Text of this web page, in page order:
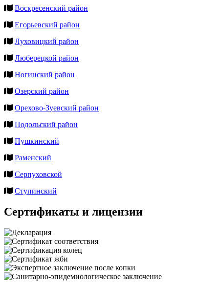
Воскресенский район
Егорьевский район
Луховицкий район
Люберецкой район
Ногинский район
Озерский район
Орехово-Зуевский район
Подольский район
Пушкинский
Раменский
Серпуховской
Ступинский
Сертификаты и лицензии